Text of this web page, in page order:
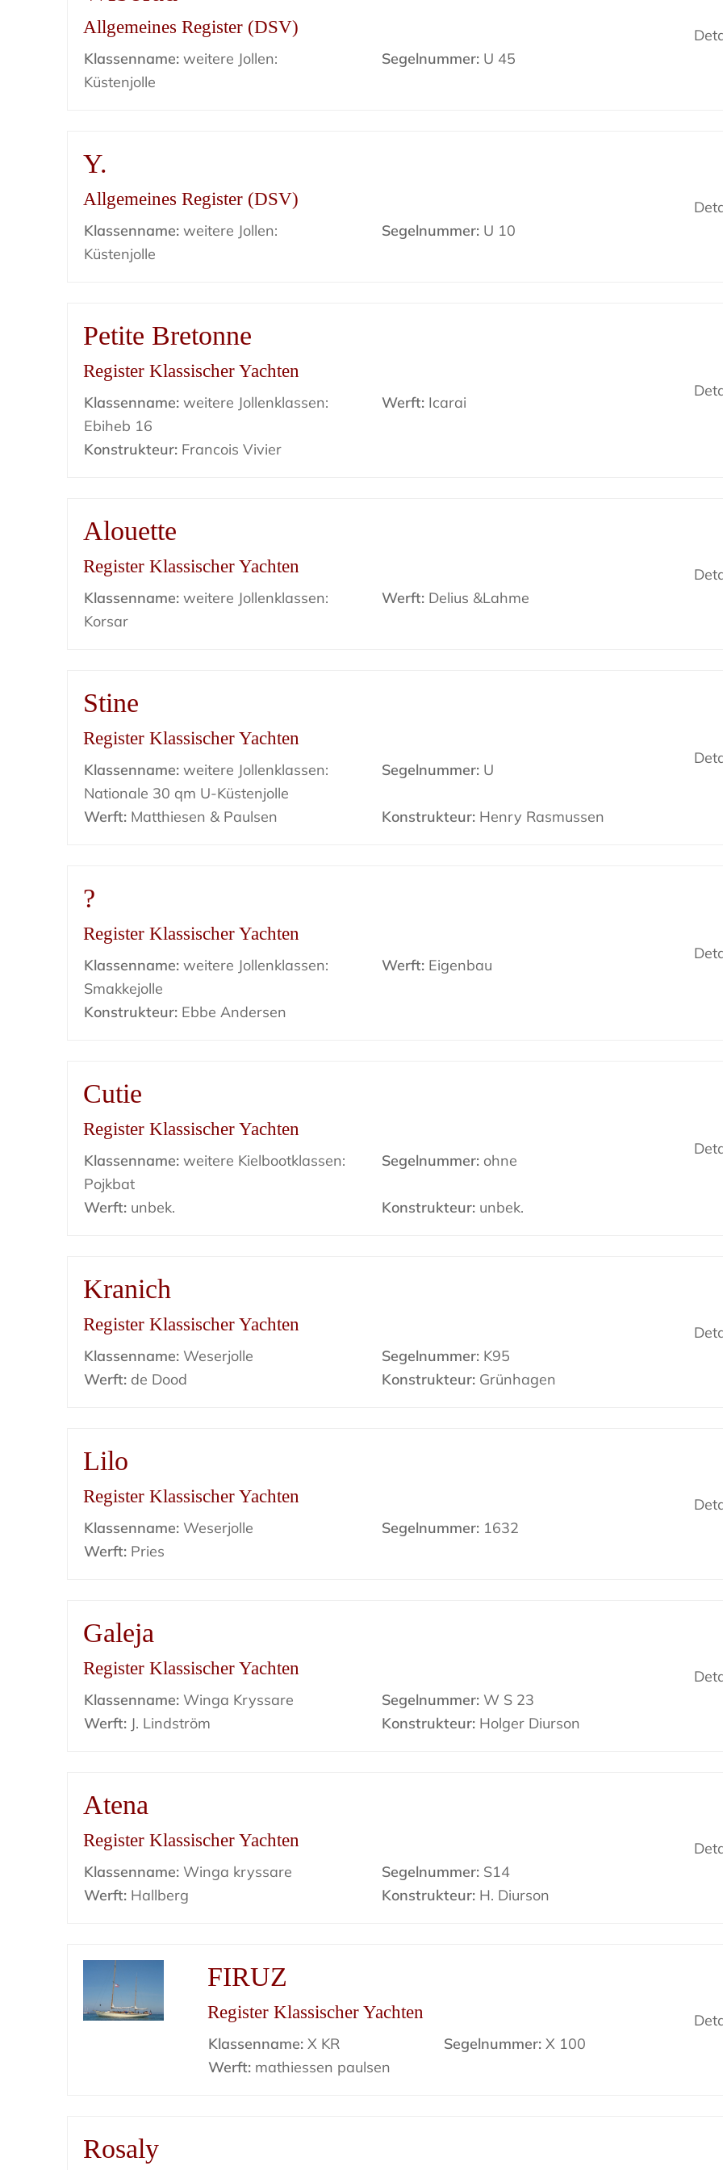
Allgemeines Register (DSV)
Klassenname: weitere Jollen:
Küstenjolle
Segelnummer:U 45
Y.
Allgemeines Register (DSV)
Klassenname: weitere Jollen:
Küstenjolle
Segelnummer:U 10
Petite Bretonne
Register Klassischer Yachten
Klassenname: weitere Jollenklassen:
Ebiheb 16
Werft:Icarai
Konstrukteur: Francois Vivier
Alouette
Register Klassischer Yachten
Klassenname: weitere Jollenklassen:
Korsar
Werft:Delius &Lahme
Stine
Register Klassischer Yachten
Klassenname: weitere Jollenklassen:
Nationale 30 qm U-Küstenjolle
Segelnummer:U
Werft: Matthiesen & Paulsen Konstrukteur:Henry Rasmussen
?
Register Klassischer Yachten
Klassenname: weitere Jollenklassen:
Smakkejolle
Werft:Eigenbau
Konstrukteur: Ebbe Andersen
Cutie
Register Klassischer Yachten
Klassenname: weitere Kielbootklassen:
Pojkbat
Segelnummer:ohne
Werft: unbek. Konstrukteur:unbek.
Kranich
Register Klassischer Yachten
Klassenname: Weserjolle Segelnummer:K95
Werft: de Dood Konstrukteur:Grünhagen
Lilo
Register Klassischer Yachten
Klassenname: Weserjolle Segelnummer:1632
Werft: Pries
Galeja
Register Klassischer Yachten
Klassenname: Winga Kryssare Segelnummer:W S 23
Werft: J. Lindström Konstrukteur:Holger Diurson
Atena
Register Klassischer Yachten
Klassenname: Winga kryssare Segelnummer:S14
Werft: Hallberg Konstrukteur:H. Diurson
FIRUZ
Register Klassischer Yachten
Klassenname: X KR Segelnummer:X 100
Werft: mathiessen paulsen
Rosaly